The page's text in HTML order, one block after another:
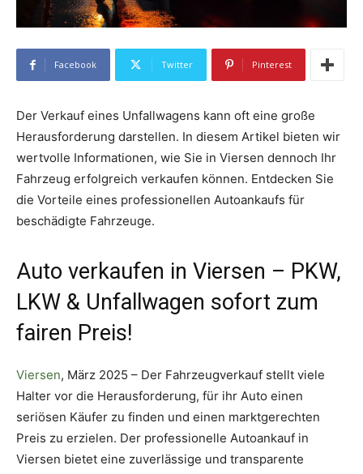
Facebook Twitter Pinterest
Der Verkauf eines Unfallwagens kann oft eine große
Herausforderung darstellen. In diesem Artikel bieten wir
wertvolle Informationen, wie Sie in Viersen dennoch Ihr
Fahrzeug erfolgreich verkaufen können. Entdecken Sie
die Vorteile eines professionellen Autoankaufs für
beschädigte Fahrzeuge.
Auto verkaufen in Viersen – PKW,
LKW & Unfallwagen sofort zum
fairen Preis!
Viersen, März 2025 – Der Fahrzeugverkauf stellt viele
Halter vor die Herausforderung, für ihr Auto einen
seriösen Käufer zu finden und einen marktgerechten
Preis zu erzielen. Der professionelle Autoankauf in
Viersen bietet eine zuverlässige und transparente